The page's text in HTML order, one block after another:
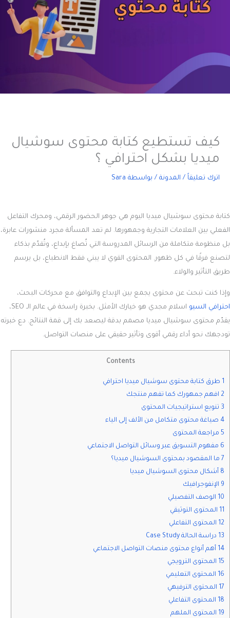
كيف تستطيع كتابة محتوى سوشيال
ميديا بشكل احترافي ؟
اترك تعليقاً / المدونة / بواسطة Sara
كتابة محتوى سوشيال ميديا اليوم هي جوهر الحضور الرقمي، ومحرك التفاعل
الفعلي بين العلامات التجارية وجمهورها. لم تعد المسألة مجرد منشورات عابرة،
بل منظومة متكاملة من الرسائل المدروسة التي تُصاغ بإبداع، وتُقدّم بذكاء
لتصنع فرقًا في كل ظهور. المحتوى القوي لا يبني فقط الانطباع، بل يرسم
طريق التأثير والولاء.
وإذا كنت تبحث عن محتوى يجمع بين الإبداع والتوافق مع محركات البحث،
احترافي السيو
اسلام مجدي هو خيارك الأمثل. بخبرة راسخة في عالم الـ SEO،
يقدّم محتوى سوشيال ميديا مصمم بدقة ليصعد بك إلى قمة النتائج. دع خبرته
تودجهك نحو أداء رقمي أقوى وتأثير حقيقي على منصات التواصل.
Contents
1 طرق كتابة محتوى سوشيال ميديا احترافي
2 افهم جمهورك كما تفهم منتجك
3 تنويع استراتيجيات المحتوى
4 صياغة محتوى متكامل من الألف إلى الياء
5 مراجعة المحتوى
6 مفهوم التسويق عبر وسائل التواصل الاجتماعي
7 ما المقصود بمحتوى السوشيال ميديا؟
8 أشكال محتوى السوشيال ميديا
9 الإنفوجرافيك
10 الوصف التفصيلي
11 المحتوى التوثيقي
12 المحتوى التفاعلي
13 دراسة الحالة Case Study
14 أهم أنواع محتوى منصات التواصل الاجتماعي
15 المحتوى الترويجي
16 المحتوى التعليمي
17 المحتوى الترفيهي
18 المحتوى التفاعلي
19 المحتوى الملهم